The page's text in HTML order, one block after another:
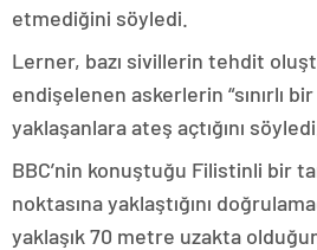
etmediğini söyledi.
Lerner, bazı sivillerin tehdit
endişelenen askerlerin “sınırlı
yaklaşanlara ateş açtığını söyledi.
BBC’nin konuştuğu Filistinli bir
noktasına yaklaştığını
yaklaşık 70 metre uzakta